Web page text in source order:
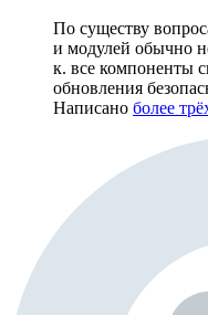
По существу
и модулей обычно
к. все компоненты
обновления
Написано более